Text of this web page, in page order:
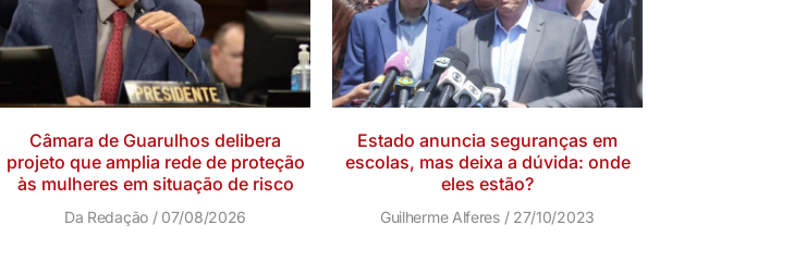
Câmara de Guarulhos delibera
projeto que amplia rede de proteção
às mulheres em situação de risco
Da Redação 07/08/2026
Estado anuncia seguranças em
escolas, mas deixa a dúvida: onde
eles estão?
Guilherme Alferes 27/10/2023